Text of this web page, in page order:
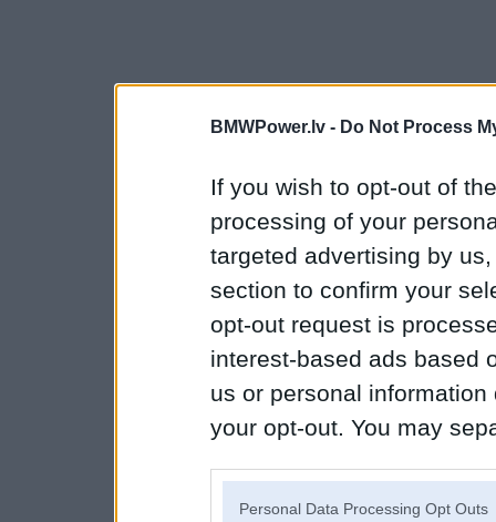
BMWPower.lv - Do Not Process
If you wish to opt-out of
processing of your
targeted advertising by
section to confirm your
opt-out request is
interest-based ads based
us or personal
your opt-out. You may
Personal Data Processing Opt Outs